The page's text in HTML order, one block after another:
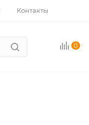
Контакты
0